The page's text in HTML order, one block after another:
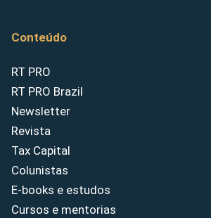
Conteúdo
RT PRO
RT PRO Brazil
Newsletter
Revista
Tax Capital
Colunistas
E-books e estudos
Cursos e mentorias